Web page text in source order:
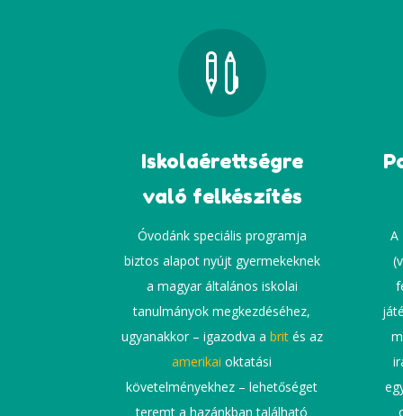

Iskolaérettségre
való felkészítés
Óvodánk speciális programja
biztos alapot nyújt gyermekeknek
a magyar általános iskolai
tanulmányok megkezdéséhez,
ugyanakkor – igazodva a brités az
amerikai oktatási
követelményekhez – lehetőséget
teremt a hazánkban található
A